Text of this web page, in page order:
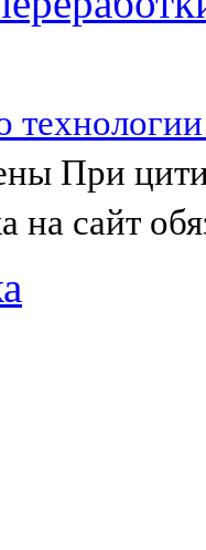
При
на сайт